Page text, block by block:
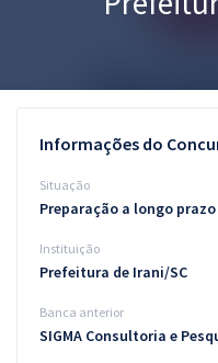
Questões grátis
Blog
Aprovados
Informações do
Situação
Preparação a longo prazo
Instituição
Prefeitura de Irani/SC
Banca anterior
SIGMA Consultoria e